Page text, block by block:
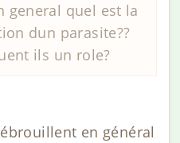
general quel est la
dun parasite??
ils un role?
en général